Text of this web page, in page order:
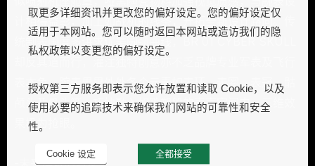
计相得益彰，加上如战机的线条，开拓全新设计路向。传
统制表国度多讲求优美圆弧曲线，BR 01 CYBER SKULL
表本色。腕表里里外外各个元素如表环，表圈，表冠，骷
颅头及骨头等，巧妙融入如雕塑般的表壳空间内，三维效
果极为抢眼。
取更多详细资讯并更改您的偏好设定。您的偏好设定仅
适用于本网站。您可以随时返回本网站或造访我们的隐
私权政策以变更您的偏好设定。
授权第三方服务即表示您允许放置和读取 Cookie，以及
使用必要的追踪技术来确保我们网站的可靠性和安全
性。
Cookie 设定 全都接受